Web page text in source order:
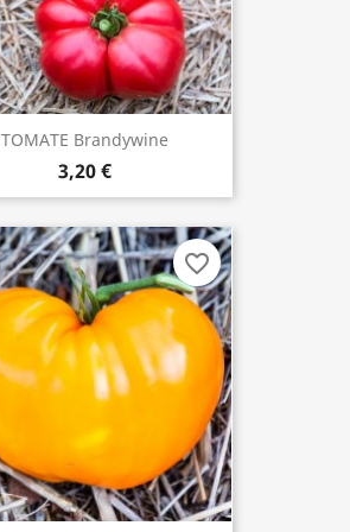
TOMATE Brandywine
3,20 €
favorite_border